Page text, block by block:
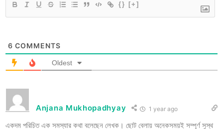
{} [+]
6 COMMENTS
Oldest
Anjana Mukhopadhyay 1 year ago
একদম পরিচিত এক সমস্যার কথা বলেছেন লেখক। ছোট বেলায় অনেকসময়‌ই সম্পূর্ণ সুস্থ